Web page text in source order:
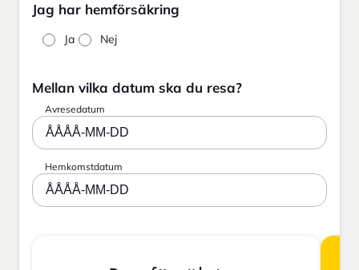
Jag har hemförsäkring
Ja Nej
Mellan vilka datum ska du resa?
Avresedatum
ÅÅÅÅ-MM-DD
Hemkomstdatum
ÅÅÅÅ-MM-DD